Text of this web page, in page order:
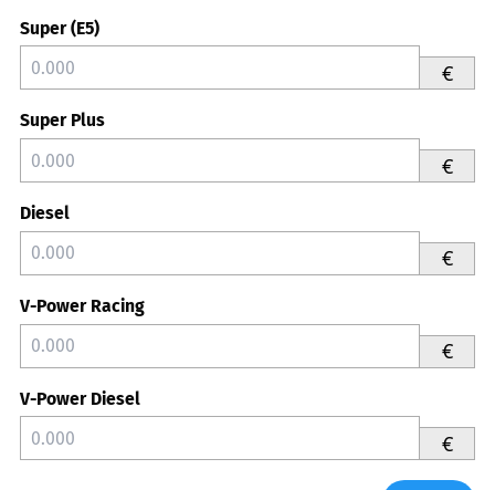
Super (E5)
€
Super Plus
€
Diesel
€
V-Power Racing
€
V-Power Diesel
€